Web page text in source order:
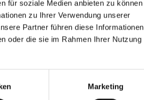
für soziale Medien anbieten zu können
zu Ihrer Verwendung unserer
Partner führen diese Informationen
oder die sie im Rahmen Ihrer Nutzung
Marketing